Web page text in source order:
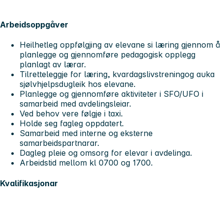
Arbeidsoppgåver
Heilhetleg oppfølgjing av elevane si læring gjennom å
planlegge og gjennomføre pedagogisk opplegg
planlagt av lærar.
Tilretteleggje for læring, kvardagslivstreningog auka
sjølvhjelpsdugleik hos elevane.
Planlegge og gjennomføre aktiviteter i SFO/UFO i
samarbeid med avdelingsleiar.
Ved behov vere følgje i taxi.
Holde seg fagleg oppdatert.
Samarbeid med interne og eksterne
samarbeidspartnarar.
Dagleg pleie og omsorg for elevar i avdelinga.
Arbeidstid mellom kl 0700 og 1700.
Kvalifikasjonar